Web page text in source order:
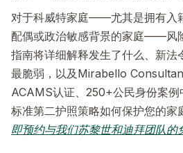
对于科威特家庭——尤其是拥有入
配偶或政治敏感背景的家庭——风
指南将详细解释发生了什么、新法
最脆弱，以及Mirabello
ACAMS认证、250+公民身份案
标准第二护照策略如何保护您的家
即预约与我们苏黎世和迪拜团队的